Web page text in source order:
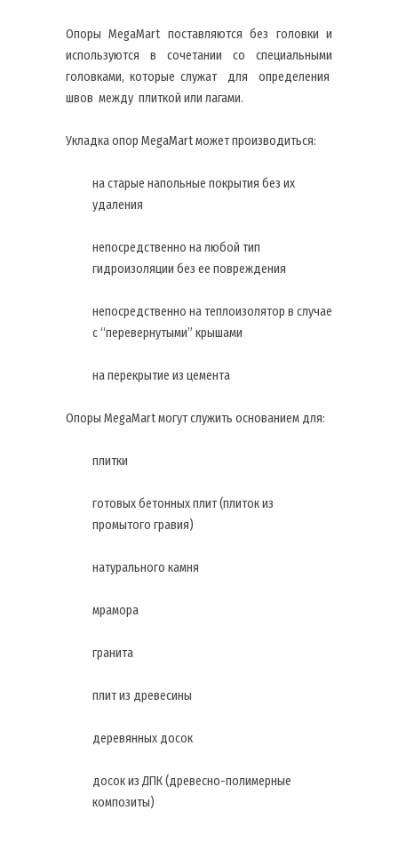
Опоры MegaMart поставляются без головки и
используются в сочетании со специальными
головками, которые служат для определения
швов между плиткой или лагами.
Укладка опор MegaMart может производиться:
на старые напольные покрытия без их
удаления
непосредственно на любой тип
гидроизоляции без ее повреждения
непосредственно на теплоизолятор в случае
с “перевернутыми” крышами
на перекрытие из цемента
Опоры MegaMart могут служить основанием для:
плитки
готовых бетонных плит (плиток из
промытого гравия)
натурального камня
мрамора
гранита
плит из древесины
деревянных досок
досок из ДПК (древесно-полимерные
композиты)